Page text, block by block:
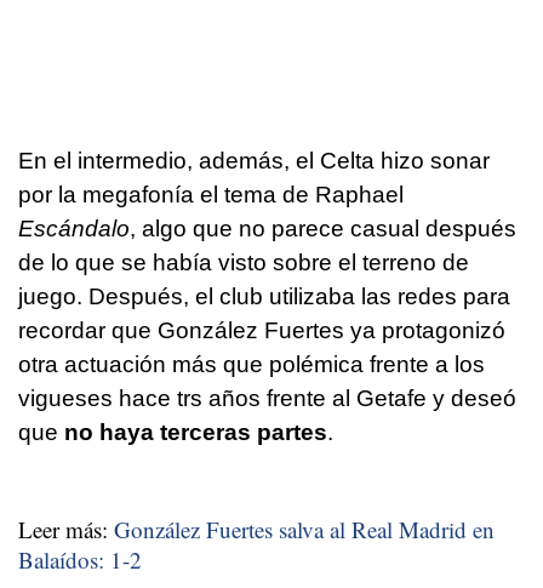
En el intermedio, además, el Celta hizo sonar
por la megafonía el tema de Raphael
Escándalo, algo que no parece casual después
de lo que se había visto sobre el terreno de
juego. Después, el club utilizaba las redes para
recordar que González Fuertes ya protagonizó
otra actuación más que polémica frente a los
vigueses hace trs años frente al Getafe y deseó
que no haya terceras partes.
Leer más: González Fuertes salva al Real Madrid en
Balaídos: 1-2